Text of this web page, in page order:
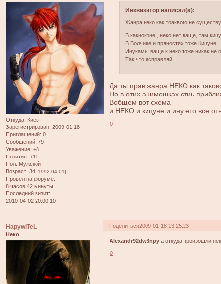
Откуда: Киев
Зарегистрирован: 2009-01-18
Приглашений: 0
Сообщений: 79
Уважение: +8
Позитив: +11
Пол: Мужской
Возраст: 34 [1992-04-01]
Провел на форуме:
8 часов 42 минуты
Последний визит:
2010-04-02 20:00:10
Инквизитор написал(а):
Жанра неко как тоаквого не
В какноконе , неко нет ваще, там
В Волчице и пряностях тоже Кицуне
Инуками, ваще к неко тоже никак не
Так что исправляй
Да ты прав жанра НЕКО как
Но в етих анимешках стиь
Вобщем вот схема
и НЕКО и кицуне и ину ето все
0
Поделиться2009-01-18 13:25:23
HapywiTeL
Неко
Alexandr92dw3npy а откуда произошли
0